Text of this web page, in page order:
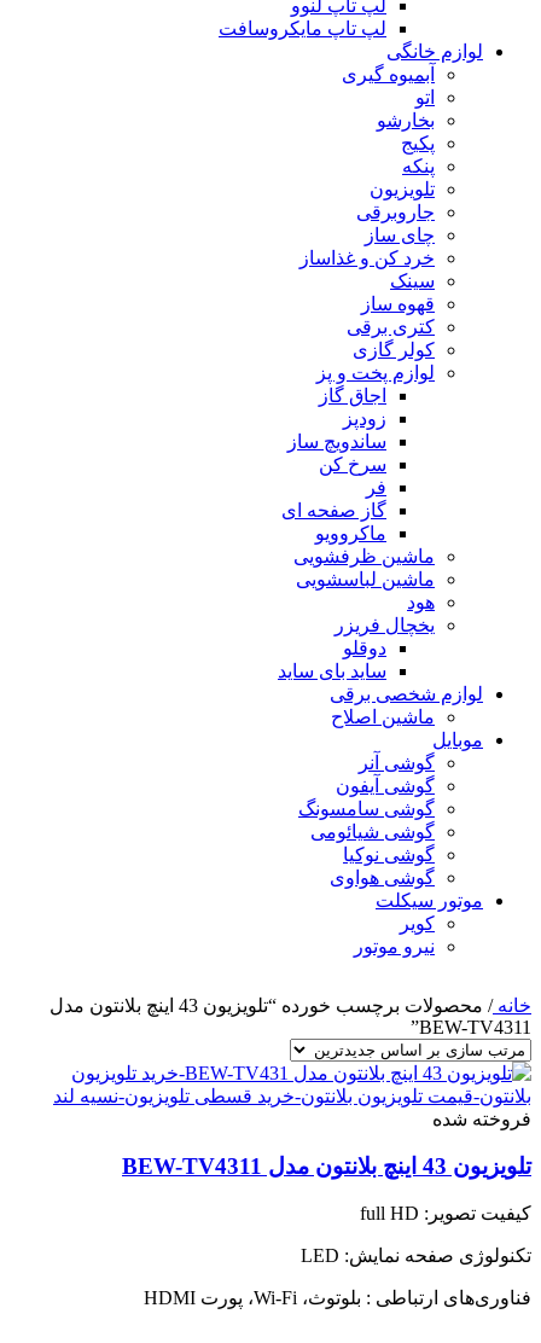
لپ تاپ لنوو
لپ تاپ مایکروسافت
لوازم خانگی
آبمیوه گیری
اتو
بخارشو
پکیج
پنکه
تلویزیون
جاروبرقی
چای ساز
خرد کن و غذاساز
سینک
قهوه ساز
کتری برقی
کولر گازی
لوازم پخت و پز
اجاق گاز
زودپز
ساندویچ ساز
سرخ کن
فر
گاز صفحه ای
ماکروویو
ماشین ظرفشویی
ماشین لباسشویی
هود
یخچال فریزر
دوقلو
ساید بای ساید
لوازم شخصی برقی
ماشین اصلاح
موبایل
گوشی آنر
گوشی آیفون
گوشی سامسونگ
گوشی شیائومی
گوشی نوکیا
گوشی هواوی
موتور سیکلت
کویر
نیرو موتور
خانه/
محصولات برچسب خورده “تلویزیون 43 اینچ بلانتون مدل
BEW-TV4311”
فروخته شده
تلویزیون 43 اینچ بلانتون مدل BEW-TV4311
کیفیت تصویر: full HD
تکنولوژی صفحه نمایش: LED
فناوری‌های ارتباطی : بلوتوث، Wi-Fi، پورت HDMI